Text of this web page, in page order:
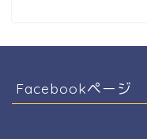
Facebookページ